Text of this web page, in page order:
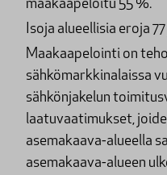
maakaapeloitu 55 %.
Isoja alueellisia eroja
Maakaapelointi on
sähkömarkkinalaissa
sähkönjakelun
laatuvaatimukset,
asemakaava-alueella
asemakaava-alueen